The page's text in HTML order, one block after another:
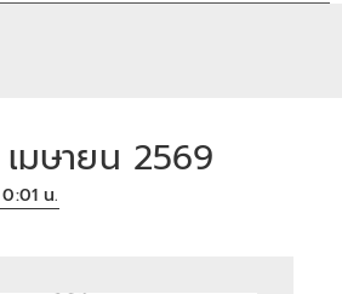
มษายน 2569
น.